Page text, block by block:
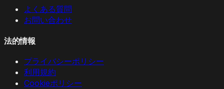
よくある質問
お問い合わせ
法的情報
プライバシーポリシー
利用規約
Cookieポリシー